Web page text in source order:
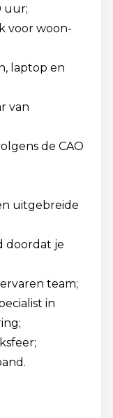
uur;
voor woon-
laptop en
van
de CAO
uitgebreide
doordat je
team;
in